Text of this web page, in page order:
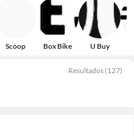
Scoop Box Bike U Buy
Resultados (127)